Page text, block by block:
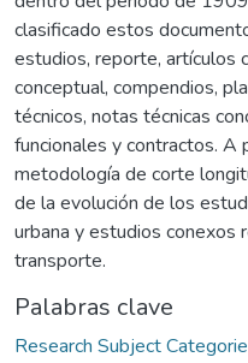
clasificado estos
estudios, reporte, artículos
conceptual, compendios,
técnicos, notas técnicas
funcionales y contractos. A
metodología de corte
de la evolución de los
urbana y estudios conexos
transporte.
Palabras clave
Research Subject